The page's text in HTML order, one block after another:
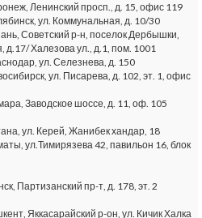
Ленинский просп., д. 15, офис 119
ул. Коммунальная, д. 10/30
Советский р-н, поселок Дербышки,
д.17/ Халезова ул., д.1, пом. 1001
ул. Селезнева, д. 150
ул. Писарева, д. 102, эт. 1, офис
Заводское шоссе, д. 11, оф. 105
ул. Керей, Жанибек хандар, 18
ул.Тимирязева 42, павильон 16, блок
Партизанский пр-т, д. 178, эт. 2
Яккасарайский р-он, ул. Кичик Халка